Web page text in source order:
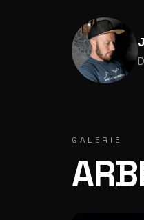
GALERIE